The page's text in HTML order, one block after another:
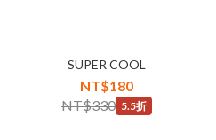
SUPER COOL
NT$180
NT$330 5.5折